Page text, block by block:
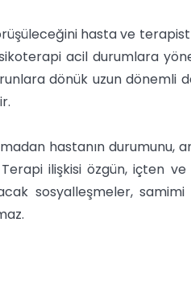
hasta ve
acil durumlara
dönük uzun dönemli
hastanın durumunu,
ilişkisi özgün, içten
sosyalleşmeler, samimi